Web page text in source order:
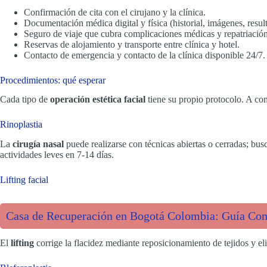
Confirmación de cita con el cirujano y la clínica.
Documentación médica digital y física (historial, imágenes,
Seguro de viaje que cubra complicaciones médicas y
Reservas de alojamiento y transporte entre clínica y hotel.
Contacto de emergencia y contacto de la clínica disponible 24/7.
Procedimientos: qué esperar
Cada tipo de operación estética facial tiene su propio protocolo. A
Rinoplastia
La cirugía nasal puede realizarse con técnicas abiertas o cerradas;
actividades leves en 7-14 días.
Lifting facial
Casa de Recuperación en Bogotá Colombia: Guía
El lifting corrige la flacidez mediante reposicionamiento de tejidos y